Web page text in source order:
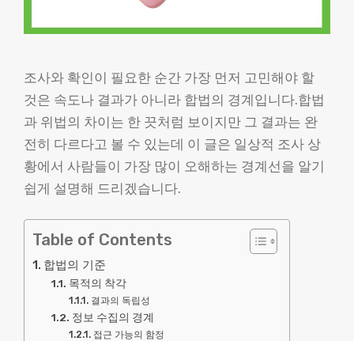
조사와 확인이 필요한 순간 가장 먼저 고민해야 할
것은 속도나 결과가 아니라 합법의 경계입니다.합법
과 위법의 차이는 한 끗처럼 보이지만 그 결과는 완
전히 다르다고 볼 수 있는데 이 글은 일상적 조사 상
황에서 사람들이 가장 많이 오해하는 경계선을 알기
쉽게 설명해 드리겠습니다.
Table of Contents
합법의 기준
목적의 착각
결과의 독립성
정보 수집의 경계
접근 가능의 함정